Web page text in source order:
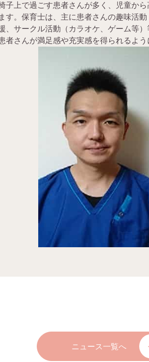
子上で過ごす患者さんが多く、児童か
す。保育士は、主に患者さんの趣味活
、サークル活動（カラオケ、ゲーム等
さんが満足感や充実感を得られるよう
ニュース一覧へ